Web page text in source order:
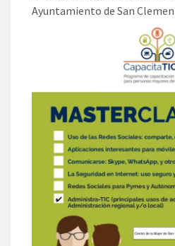
Ayuntamiento de San